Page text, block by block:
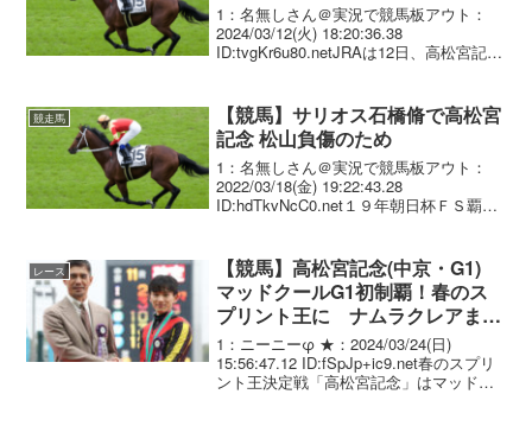
1：名無しさん＠実況で競馬板アウト：
2024/03/12(火) 18:20:36.38
ID:tvgKr6u80.netJRAは12日、高松宮記念
ード)が、同日7時...
競走馬
【競馬】サリオス石橋脩で高松宮
記念 松山負傷のため
1：名無しさん＠実況で競馬板アウト：
2022/03/18(金) 19:22:43.28
ID:hdTkvNcC0.net１９年朝日杯ＦＳ覇者
京、芝１２００メートル）に参...
レース
【競馬】高松宮記念(中京・G1)
マッドクールG1初制覇！春のス
プリント王に ナムラクレアまた
も2着
1：ニーニーφ ★：2024/03/24(日)
15:56:47.12 ID:fSpJp+ic9.net春のスプリ
ント王決定戦「高松宮記念」はマッドク